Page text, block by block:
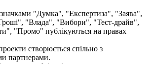
"Думка", "Експертиза", "Заява",
"Влада", "Вибори", "Тест-драйв",
"Промо" публікуються на правах
створюється спільно з
партнерами.